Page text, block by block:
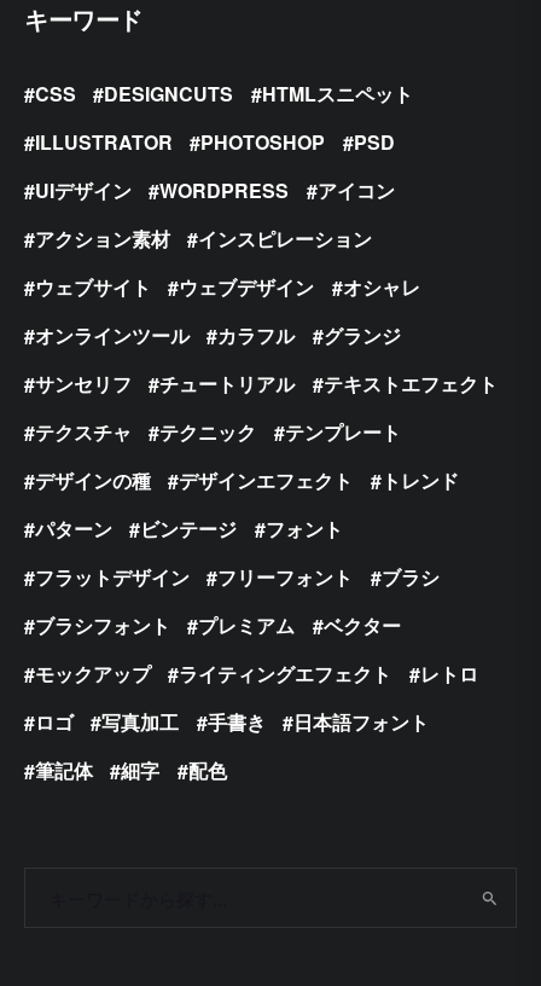
キーワード
CSS DESIGNCUTS
HTMLスニペット
ILLUSTRATOR
PHOTOSHOP
PSD
UIデザイン
WORDPRESS
アイコン
アクション素材
インスピレーション
ウェブサイト
ウェブデザイン
オシャレ
オンラインツール
カラフル
グランジ
サンセリフ
チュートリアル
テキストエフェクト
テクスチャ
テクニック
テンプレート
デザインの種
デザインエフェクト
トレンド
パターン
ビンテージ
フォント
フラットデザイン
フリーフォント
ブラシ
ブラシフォント
プレミアム
ベクター
モックアップ
ライティングエフェクト
レトロ
ロゴ
写真加工 手書き
日本語フォント
筆記体
細字 配色